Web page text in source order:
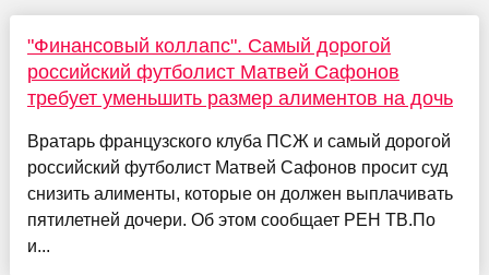
"Финансовый коллапс". Самый дорогой
российский футболист Матвей Сафонов
требует уменьшить размер алиментов на дочь
Вратарь французского клуба ПСЖ и самый дорогой
российский футболист Матвей Сафонов просит суд
снизить алименты, которые он должен выплачивать
пятилетней дочери. Об этом сообщает РЕН ТВ.По
и...